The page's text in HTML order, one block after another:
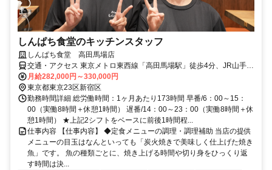
しんぱち食堂のキッチンスタッフ
しんぱち食堂 高田馬場店
交通・アクセス 東京メトロ東西線「高田馬場駅」徒歩4分、JR山手線
「高田馬場駅」徒歩7分、西武新宿線「高田馬場駅」徒歩7分
月給282,000円～330,000円
東京都東京23区新宿区
勤務時間詳細 総労働時間：1ヶ月あたり173時間 早番/6：00～15：
00（実働8時間＋休憩1時間） 遅番/14：00～23：00（実働8時間＋休
憩1時間） ★上記2シフトをベースに前後1時間程...
仕事内容 【仕事内容】 ◆定食メニューの調理・調理補助 当店の提供
メニューの目玉はなんといっても「炭火焼きで美味しく仕上げた焼き
魚」です。 魚の種類ごとに、焼き上げる時間や切り身をひっくり返
す時間は決...